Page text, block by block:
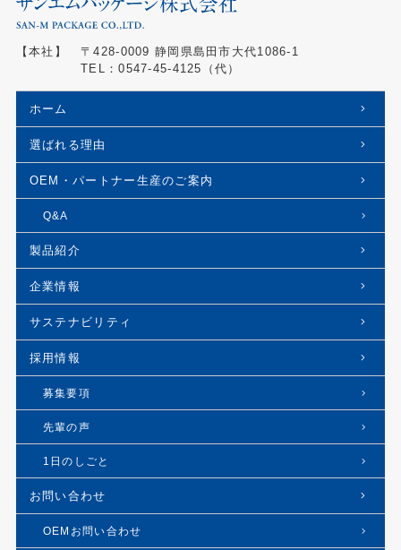
【本社】
〒428-0009 静岡県島田市大代1086-1
TEL：0547-45-4125 （代）
ホーム
選ばれる理由
OEM・パートナー生産のご案内
Q&A
製品紹介
企業情報
サステナビリティ
採用情報
募集要項
先輩の声
1日のしごと
お問い合わせ
OEMお問い合わせ